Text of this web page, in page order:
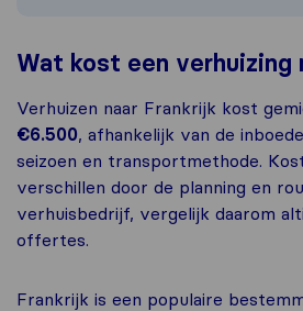
Wat kost een verhuizing
Verhuizen naar Frankrijk kost
€6.500, afhankelijk van de
seizoen en transportmethode.
verschillen door de planning en
verhuisbedrijf, vergelijk daarom
offertes.
Frankrijk is een populaire